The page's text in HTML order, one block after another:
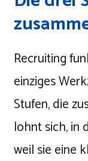
Recruiting
einziges
Stufen, die
lohnt sich, in
weil sie eine